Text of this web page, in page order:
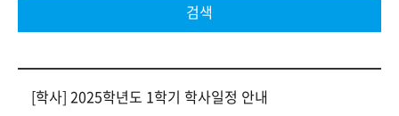
검색
[학사] 2025학년도 1학기 학사일정 안내